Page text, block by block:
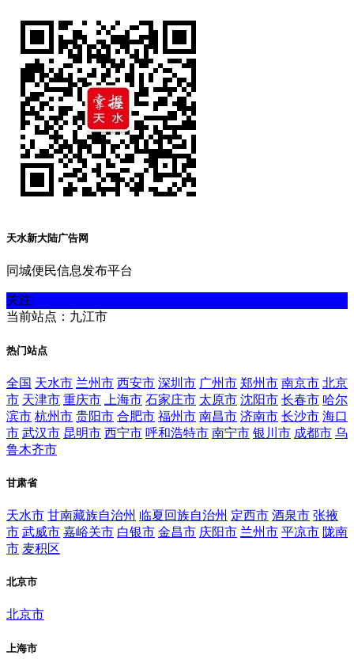
天水新大陆广告网
同城便民信息发布平台
关注
当前站点：九江市
热门站点
全国 天水市 兰州市 西安市 深圳市 广州市 郑州市 南京市 北京
市 天津市 重庆市 上海市 石家庄市 太原市 沈阳市 长春市 哈尔
滨市 杭州市 贵阳市 合肥市 福州市 南昌市 济南市 长沙市 海口
市 武汉市 昆明市 西宁市 呼和浩特市 南宁市 银川市 成都市 乌
鲁木齐市
甘肃省
天水市 甘南藏族自治州 临夏回族自治州 定西市 酒泉市 张掖
市 武威市 嘉峪关市 白银市 金昌市 庆阳市 兰州市 平凉市 陇南
市 麦积区
北京市
北京市
上海市